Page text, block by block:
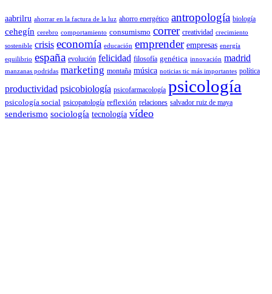
aabrilru ahorrar en la factura de la luz ahorro energético antropología biología
cehegín cerebro comportamiento consumismo correr creatividad crecimiento
sostenible crisis economía educación emprender empresas energía
equilibrio españa evolución felicidad filosofía genética innovación madrid
manzanas podridas marketing montaña música noticias tic más importantes política
productividad psicobiología psicofarmacología psicología
psicología social psicopatología reflexión relaciones salvador ruiz de maya
senderismo sociología tecnología vídeo